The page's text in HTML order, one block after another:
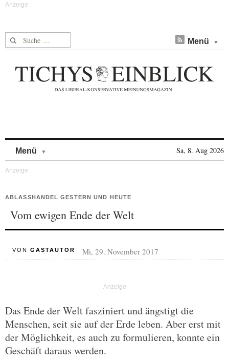
Suche nach: Menü
Menü Sa, 8. Aug 2026
ABLASSHANDEL GESTERN UND HEUTE
Vom ewigen Ende der Welt
VON GASTAUTOR Mi, 29. November 2017
Das Ende der Welt fasziniert und ängstigt die
Menschen, seit sie auf der Erde leben. Aber erst mit
der Möglichkeit, es auch zu formulieren, konnte ein
Geschäft daraus werden.